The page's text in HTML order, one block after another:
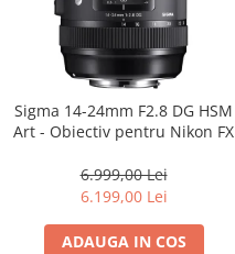
Sigma 14-24mm F2.8 DG HSM
Art - Obiectiv pentru Nikon FX
6.999,00 Lei
6.199,00 Lei
ADAUGA IN COS